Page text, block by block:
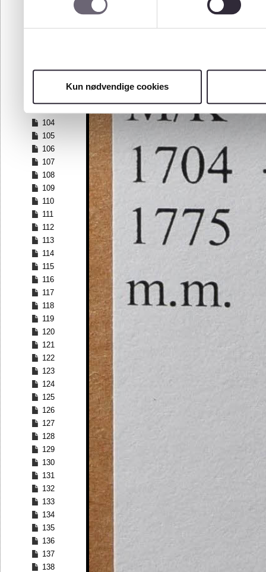
Kun nødvendige cookies
97
100
104
105
106
107
108
109
110
111
112
113
114
115
116
117
118
119
120
121
122
123
124
125
126
127
128
129
130
131
132
133
134
135
136
137
138